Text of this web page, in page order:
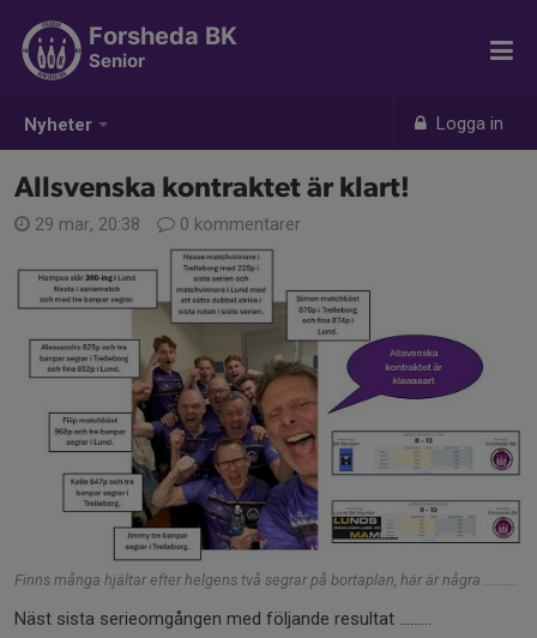
Nyheter Logga in
Forsheda BK
Senior
Allsvenska kontraktet är klart!
29 mar, 20:38 0 kommentarer
Finns många hjältar efter helgens två segrar på bortaplan, här är några .........
Näst sista serieomgången med följande resultat .........